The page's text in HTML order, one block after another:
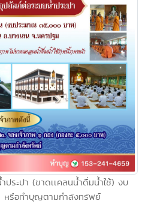
ระปา (ขาดเเคลนน้ำดื่มน้ำใช้) งบ
หรือทำบุญตามกำลังทรัพย์